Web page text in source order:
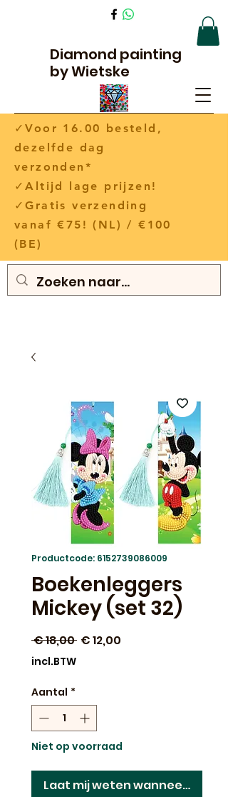
Diamond painting
by Wietske
✓Voor 16.00 besteld,
dezelfde dag
verzonden*
✓Altijd lage prijzen!
✓Gratis verzending
vanaf €75! (NL) / €100
(BE)
Productcode: 6152739086009
Boekenleggers
Mickey (set 32)
€ 18,00 Normale
€ 12,00
incl.BTW
Aantal *
Niet op voorraad
Laat mij weten wanneer dit